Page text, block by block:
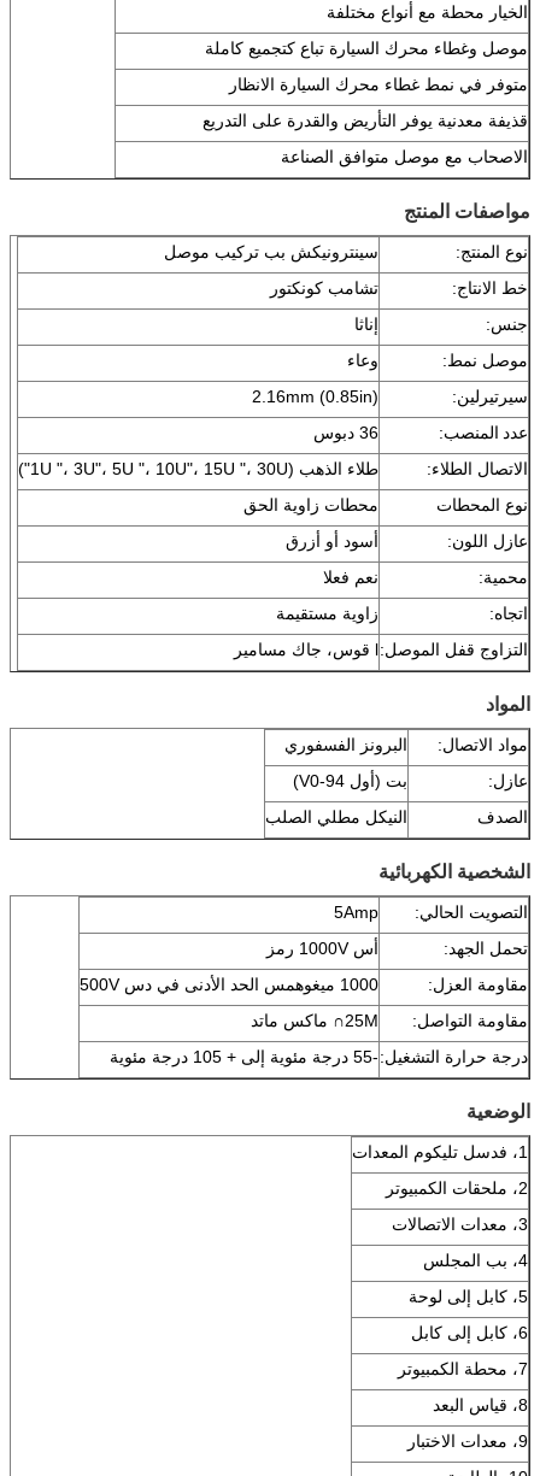
الخيار محطة مع أنواع مختلفة
موصل وغطاء محرك السيارة تباع كتجميع كاملة
متوفر في نمط غطاء محرك السيارة الانظار
قذيفة معدنية يوفر التأريض والقدرة على التدريع
الاصحاب مع موصل متوافق الصناعة
مواصفات المنتج
نوع المنتج:
سينترونيكش بب تركيب موصل
خط الانتاج:
تشامب كونكتور
جنس:
إناثا
موصل نمط:
وعاء
سيرتيرلين:
2.16mm (0.85in)
عدد المنصب:
36 دبوس
الاتصال الطلاء:
طلاء الذهب (1U "، 3U"، 5U "، 10U"، 15U "، 30U")
نوع المحطات
محطات زاوية الحق
عازل اللون:
أسود أو أزرق
محمية:
نعم فعلا
اتجاه:
زاوية مستقيمة
التزاوج قفل الموصل:l قوس، جاك مسامير
المواد
مواد الاتصال:
البرونز الفسفوري
عازل:
بت (أول 94-V0)
الصدف
النيكل مطلي الصلب
الشخصية الكهربائية
التصويت الحالي:
5Amp
تحمل الجهد:
أس 1000V رمز
مقاومة العزل:
1000 ميغوهمس الحد الأدنى في دس 500V
مقاومة التواصل:
25M∩ ماكس ماتد
درجة حرارة التشغيل:-55 درجة مئوية إلى + 105 درجة مئوية
الوضعية
1، فدسل تليكوم المعدات
2، ملحقات الكمبيوتر
3، معدات الاتصالات
4، بب المجلس
5، كابل إلى لوحة
6، كابل إلى كابل
7، محطة الكمبيوتر
8، قياس البعد
9، معدات الاختبار